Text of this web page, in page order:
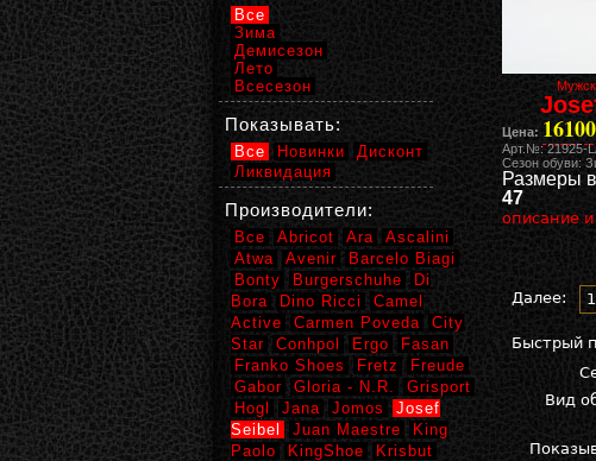
Цена:
Арт.№: 21925-
Сезон обуви:
Размеры
47
описание
Далее: 1
Быстрый
Вид
Все
Зима
Демисезон
Лето
Всесезон
Показывать:
Все Новинки
Дисконт
Ликвидация
Производители:
Все Abricot Ara
Ascalini
Atwa
Avenir
Barcelo Biagi
Bonty
Burgerschuhe
Di
Bora
Dino Ricci
Camel
Active
Carmen Poveda
City
Star
Conhpol Ergo
Fasan
Franko Shoes
Fretz
Freude
Gabor
Gloria - N.R.
Grisport
Hogl
Jana Jomos
Josef
Seibel
Juan Maestre
King
Paolo
KingShoe
Krisbut